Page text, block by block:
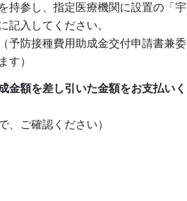
持参し、指定医療機関に設置の「宇
記入してください。
予防接種費用助成金交付申請書兼委
す）
金額を差し引いた金額をお支払いく
、ご確認ください）